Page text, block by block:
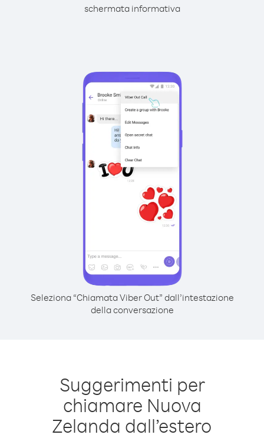
schermata informativa
Seleziona “Chiamata Viber Out” dall’intestazione
della conversazione
Suggerimenti per
chiamare Nuova
Zelanda dall’estero